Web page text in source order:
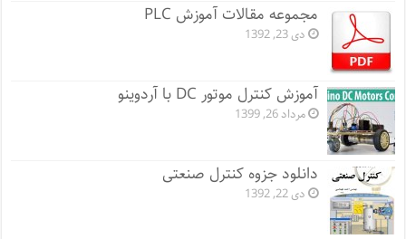
مجموعه مقالات آموزش PLC
دی 23, 1392
آموزش کنترل موتور DC با آردوینو
مرداد 26, 1399
دانلود جزوه کنترل صنعتی
دی 22, 1392